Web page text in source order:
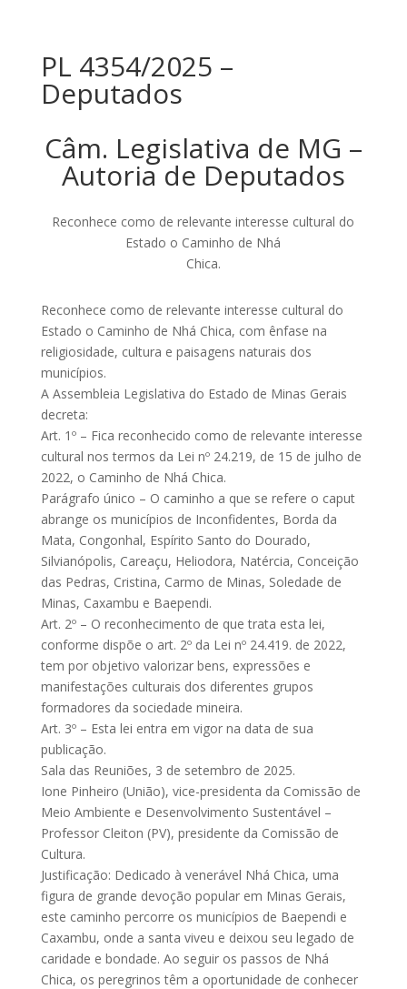
PL 4354/2025 –
Deputados
Câm. Legislativa de MG –
Autoria de Deputados
Reconhece como de relevante interesse cultural do
Estado o Caminho de Nhá
Chica.
Reconhece como de relevante interesse cultural do
Estado o Caminho de Nhá Chica, com ênfase na
religiosidade, cultura e paisagens naturais dos
municípios.
A Assembleia Legislativa do Estado de Minas Gerais
decreta:
Art. 1º – Fica reconhecido como de relevante interesse
cultural nos termos da Lei nº 24.219, de 15 de julho de
2022, o Caminho de Nhá Chica.
Parágrafo único – O caminho a que se refere o caput
abrange os municípios de Inconfidentes, Borda da
Mata, Congonhal, Espírito Santo do Dourado,
Silvianópolis, Careaçu, Heliodora, Natércia, Conceição
das Pedras, Cristina, Carmo de Minas, Soledade de
Minas, Caxambu e Baependi.
Art. 2º – O reconhecimento de que trata esta lei,
conforme dispõe o art. 2º da Lei nº 24.419. de 2022,
tem por objetivo valorizar bens, expressões e
manifestações culturais dos diferentes grupos
formadores da sociedade mineira.
Art. 3º – Esta lei entra em vigor na data de sua
publicação.
Sala das Reuniões, 3 de setembro de 2025.
Ione Pinheiro (União), vice-presidenta da Comissão de
Meio Ambiente e Desenvolvimento Sustentável –
Professor Cleiton (PV), presidente da Comissão de
Cultura.
Justificação: Dedicado à venerável Nhá Chica, uma
figura de grande devoção popular em Minas Gerais,
este caminho percorre os municípios de Baependi e
Caxambu, onde a santa viveu e deixou seu legado de
caridade e bondade. Ao seguir os passos de Nhá
Chica, os peregrinos têm a oportunidade de conhecer